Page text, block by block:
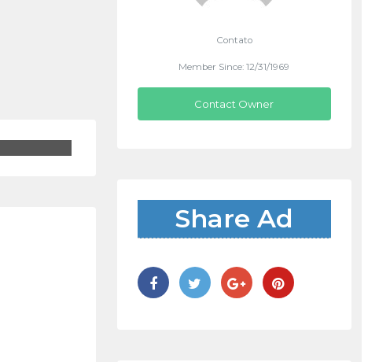
Contato
Member Since: 12/31/1969
Contact Owner
Share Ad